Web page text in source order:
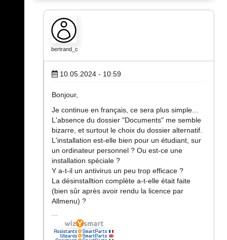
bertrand_c
10.05.2024 - 10:59
Bonjour,
Je continue en français, ce sera plus simple...
L'absence du dossier "Documents" me semble
bizarre, et surtout le choix du dossier alternatif.
L'installation est-elle bien pour un étudiant, sur
un ordinateur personnel ? Ou est-ce une
installation spéciale ?
Y a-t-il un antivirus un peu trop efficace ?
La désinstalltion complète a-t-elle était faite
(bien sûr après avoir rendu la licence par
Allmenu) ?